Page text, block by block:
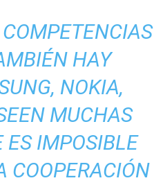
HAY
NOKIA,
MUCHAS
ES IMPOSIBLE
COOPERACIÓN